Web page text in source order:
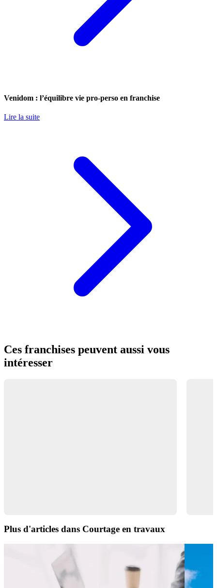
Venidom : l’équilibre vie pro-perso en franchise
Lire la suite
Ces franchises peuvent aussi vous
intéresser
Plus d'articles dans Courtage en travaux